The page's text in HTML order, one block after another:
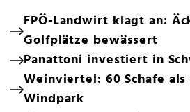
FPÖ-Landwirt klagt an:
Golfplätze bewässert
Panattoni investiert in
Weinviertel: 60 Schafe
Windpark